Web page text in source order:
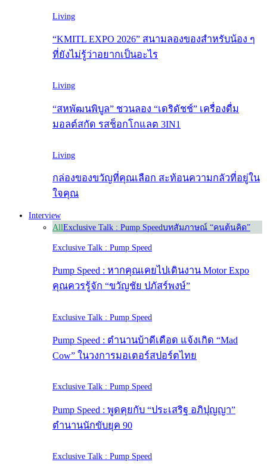
Living
“KMITL EXPO 2026” สนามลองของสำหรับน้อง ๆ
ที่ยังไม่รู้ว่าอยากเป็นอะไร
Living
“สหพัฒนพิบูล” ชวนลอง “เดริดัชช์” เครื่องดื่ม
มอลต์สกัด รสช็อกโกแลต 3IN1
Living
กล่องของขวัญที่คุณเลือก สะท้อนความกลัวที่อยู่ใน
ใจคุณ
Interview
AllExclusive Talk : Pump Speedบทสัมภาษณ์ “คนต้นคิด”
Exclusive Talk : Pump Speed
Pump Speed : หากคุณเคยไปเดินงาน Motor Expo
คุณควรรู้จัก “ขวัญชัย ปภัสร์พงษ์”
Exclusive Talk : Pump Speed
Pump Speed : ตำนานบ้าดีเดือด แจ้งเกิด “Mad
Cow” ในวงการมอเตอร์สปอร์ตไทย
Exclusive Talk : Pump Speed
Pump Speed : พูดคุยกับ “ประเสริฐ อภิปุญญา”
ตำนานนักขับยุค 90
Exclusive Talk : Pump Speed